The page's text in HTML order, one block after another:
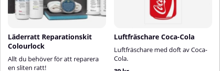
Läderratt Reparationskit
Colourlock
Allt du behöver för att reparera
en sliten ratt!
Luftfräschare Coca-Cola
Luftfräschare med doft av Coca-
Cola.